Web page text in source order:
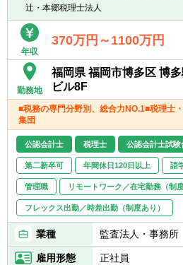
客様に対して、税
ています。
辻・本郷税理士法人
年収
370万円～1100万円
勤務地
福岡県 福岡市博多区 博
ビル8F
■税務の専門分野別、総合力NO.1■税理士
集団
公認会計士 税理士 公認会計士試験
第二新卒可 年間休日120日以上 語
管理職 リモートワーク／在宅勤務（制度
フレックス出勤／時差出勤（制度あり）
業種 監査法人・事務所
雇用形態 正社員